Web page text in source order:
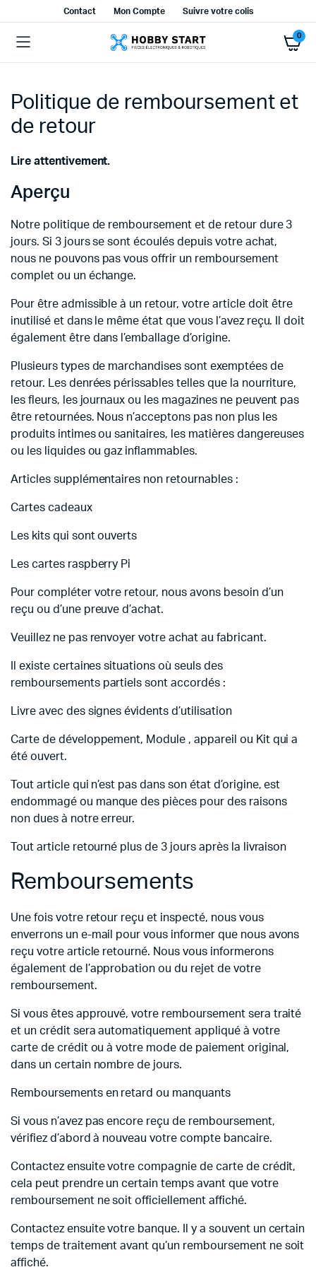
Contact Mon Compte Suivre votre colis
0
Politique de remboursement et
de retour
Lire attentivement.
Aperçu
Notre politique de remboursement et de retour dure 3
jours. Si 3 jours se sont écoulés depuis votre achat,
nous ne pouvons pas vous offrir un remboursement
complet ou un échange.
Pour être admissible à un retour, votre article doit être
inutilisé et dans le même état que vous l’avez reçu. Il doit
également être dans l’emballage d’origine.
Plusieurs types de marchandises sont exemptées de
retour. Les denrées périssables telles que la nourriture,
les fleurs, les journaux ou les magazines ne peuvent pas
être retournées. Nous n’acceptons pas non plus les
produits intimes ou sanitaires, les matières dangereuses
ou les liquides ou gaz inflammables.
Articles supplémentaires non retournables :
Cartes cadeaux
Les kits qui sont ouverts
Les cartes raspberry Pi
Pour compléter votre retour, nous avons besoin d’un
reçu ou d’une preuve d’achat.
Veuillez ne pas renvoyer votre achat au fabricant.
Il existe certaines situations où seuls des
remboursements partiels sont accordés :
Livre avec des signes évidents d’utilisation
Carte de développement, Module , appareil ou Kit qui a
été ouvert.
Tout article qui n’est pas dans son état d’origine, est
endommagé ou manque des pièces pour des raisons
non dues à notre erreur.
Tout article retourné plus de 3 jours après la livraison
Remboursements
Une fois votre retour reçu et inspecté, nous vous
enverrons un e-mail pour vous informer que nous avons
reçu votre article retourné. Nous vous informerons
également de l’approbation ou du rejet de votre
remboursement.
Si vous êtes approuvé, votre remboursement sera traité
et un crédit sera automatiquement appliqué à votre
carte de crédit ou à votre mode de paiement original,
dans un certain nombre de jours.
Remboursements en retard ou manquants
Si vous n’avez pas encore reçu de remboursement,
vérifiez d’abord à nouveau votre compte bancaire.
Contactez ensuite votre compagnie de carte de crédit,
cela peut prendre un certain temps avant que votre
remboursement ne soit officiellement affiché.
Contactez ensuite votre banque. Il y a souvent un certain
temps de traitement avant qu’un remboursement ne soit
affiché.